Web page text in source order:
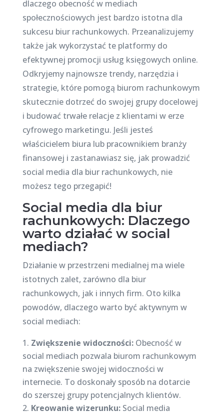
dlaczego obecność w mediach
społecznościowych jest bardzo istotna dla
sukcesu biur rachunkowych. Przeanalizujemy
także jak wykorzystać te platformy do
efektywnej promocji usług księgowych online.
Odkryjemy najnowsze trendy, narzędzia i
strategie, które pomogą biurom rachunkowym
skutecznie dotrzeć do swojej grupy docelowej
i budować trwałe relacje z klientami w erze
cyfrowego marketingu. Jeśli jesteś
właścicielem biura lub pracownikiem branży
finansowej i zastanawiasz się, jak prowadzić
social media dla biur rachunkowych, nie
możesz tego przegapić!
Social media dla biur
rachunkowych: Dlaczego
warto działać w social
mediach?
Działanie w przestrzeni medialnej ma wiele
istotnych zalet, zarówno dla biur
rachunkowych, jak i innych firm. Oto kilka
powodów, dlaczego warto być aktywnym w
social mediach:
Zwiększenie widoczności:Obecność w
social mediach pozwala biurom rachunkowym
na zwiększenie swojej widoczności w
internecie. To doskonały sposób na dotarcie
do szerszej grupy potencjalnych klientów.
Kreowanie wizerunku:Social media